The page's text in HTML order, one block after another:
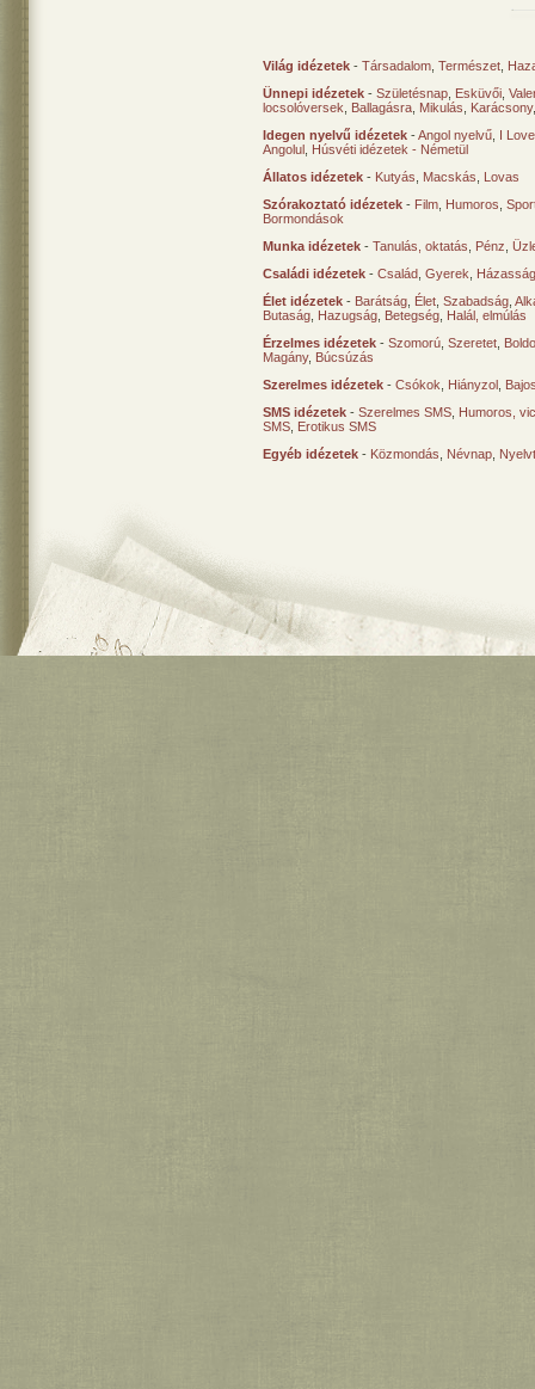
Világ idézetek - Társadalom Természet
Ünnepi idézetek - Születésnap Esküvői
locsolóversek
Ballagásra Mikulás Karácsony
Idegen nyelvű idézetek -Angol nyelvű I
Angolul Húsvéti idézetek - Németül
Állatos idézetek - Kutyás Macskás
Lovas
Szórakoztató idézetek - Film Humoros
Bormondások
Munka idézetek - Tanulás, oktatás Pénz
Családi idézetek - Család Gyerek
Élet idézetek - Barátság Élet Szabadság
Butaság Hazugság Betegség Halál, elmúlás
Érzelmes idézetek - Szomorú Szeretet
Magány, Búcsúzás
Szerelmes idézetek - Csókok Hiányzol
SMS idézetek - Szerelmes SMS Humoros,
SMS Erotikus SMS
Egyéb idézetek - Közmondás Névnap